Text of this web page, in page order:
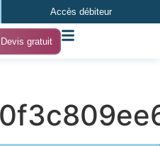
Accès débiteur
Devis gratuit